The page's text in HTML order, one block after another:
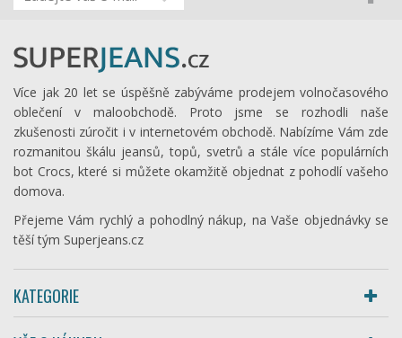
Více jak 20 let se úspěšně zabýváme prodejem volnočasového
oblečení v maloobchodě. Proto jsme se rozhodli naše
zkušenosti zúročit i v internetovém obchodě. Nabízíme Vám zde
rozmanitou škálu jeansů, topů, svetrů a stále více populárních
bot Crocs, které si můžete okamžitě objednat z pohodlí vašeho
domova.
Přejeme Vám rychlý a pohodlný nákup, na Vaše objednávky se
těší tým Superjeans.cz
KATEGORIE